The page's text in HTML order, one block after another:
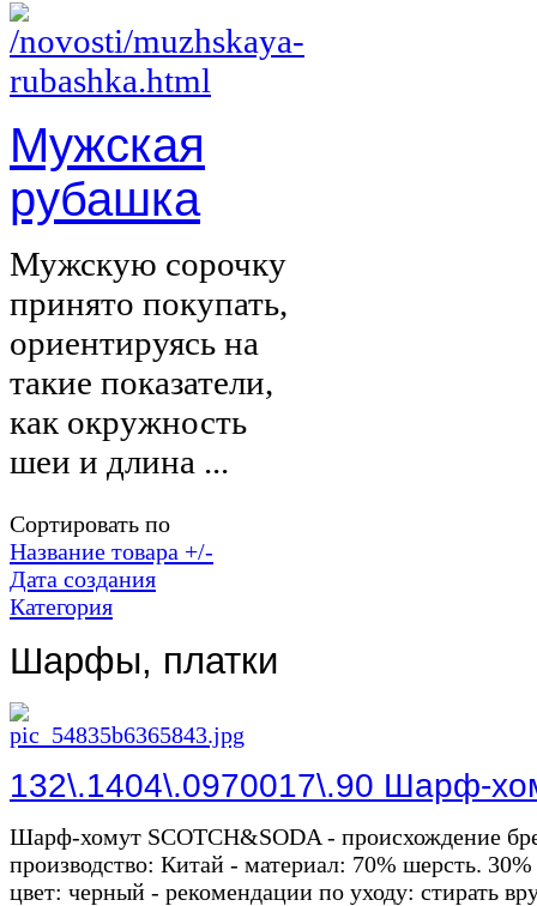
Мужская
рубашка
Мужскую сорочку
принято покупать,
ориентируясь на
такие показатели,
как окружность
шеи и длина ...
Сортировать по
Название товара +/-
Дата создания
Категория
Шарфы, платки
132\.1404\.0970017\.90 Шарф-
Шарф-хомут SCOTCH&SODA - происхождение
производство: Китай - материал: 70% шерсть.
цвет: черный - рекомендации по уходу: стирать